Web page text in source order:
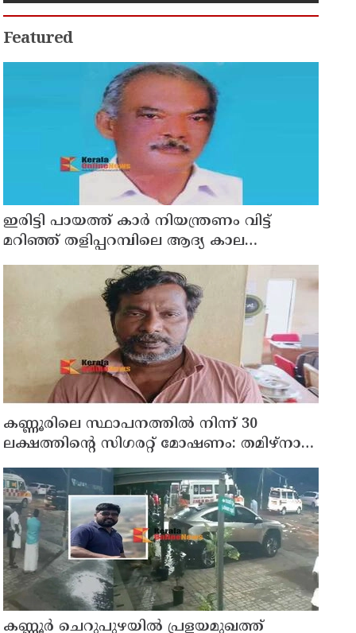
Featured
ഇരിട്ടി പായത്ത് കാർ നിയന്ത്രണം വിട്ട്
മറിഞ്ഞ് തളിപ്പറമ്പിലെ ആദ്യ കാല
കോണ്‍ഗ്രസ് നേതാവ് മരിച്ചു
കണ്ണൂരിലെ സ്ഥാപനത്തിൽ നിന്ന് 30
ലക്ഷത്തിന്റെ സിഗരറ്റ് മോഷണം: തമിഴ്‌നാട്
സ്വദേശിയായ സെയിൽസ്മാൻ
തെങ്കാശിയിൽ പിടിയിൽ
കണ്ണൂർ ചെറുപുഴയിൽ പ്രളയമുഖത്ത്